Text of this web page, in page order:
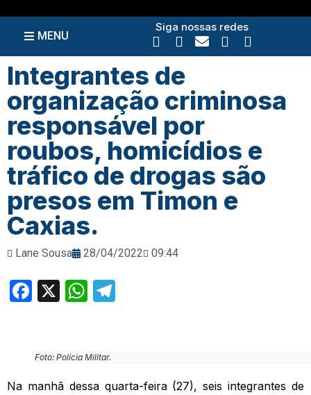
MENU
Siga nossas redes
Integrantes de
organização criminosa
responsável por
roubos, homicídios e
tráfico de drogas são
presos em Timon e
Caxias.
Lane Sousa 28/04/2022 09:44
Facebook
X WhatsApp
Foto: Polícia Militar.
Na manhã dessa quarta-feira (27), seis integrantes de